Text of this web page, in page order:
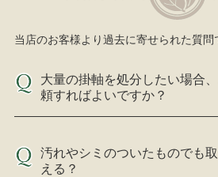
当店のお客様より過去に寄せられた質問
大量の掛軸を処分したい場合
頼すればよいですか？
汚れやシミのついたものでも
える？